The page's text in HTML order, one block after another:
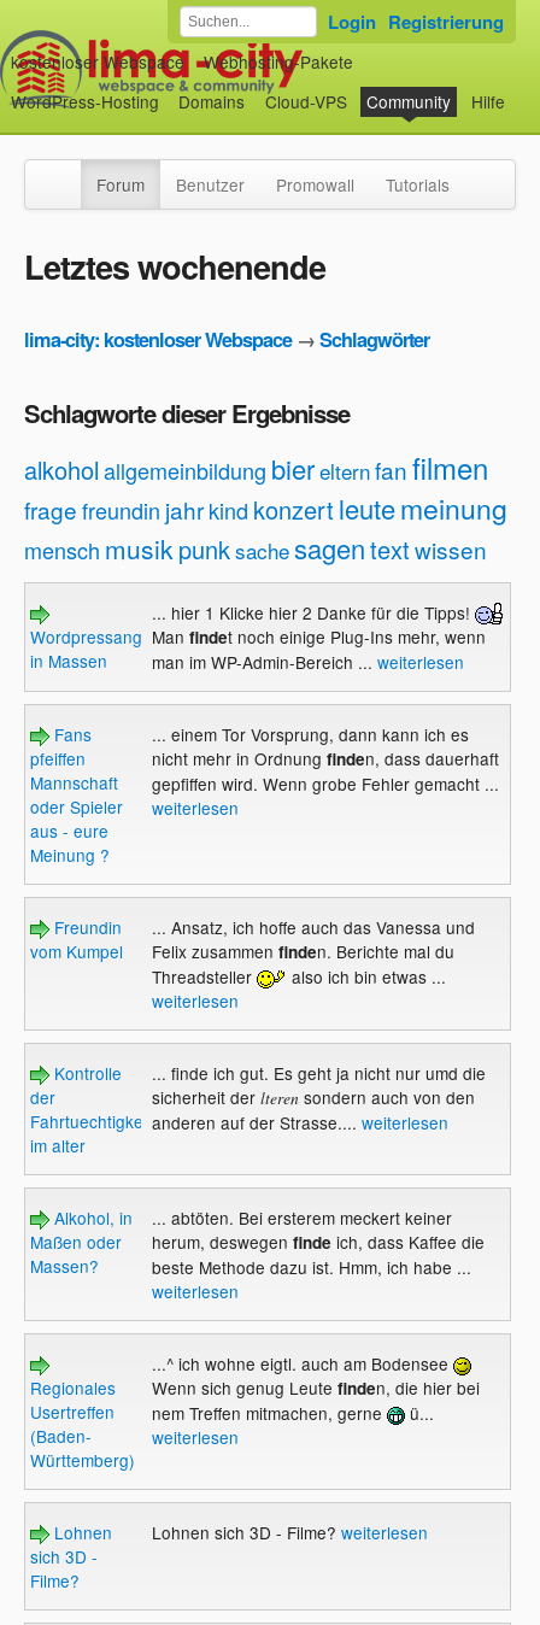
kostenloser Webspace
Webhosting-Pakete
WordPress-Hosting
Domains Cloud-VPS Community Hilfe
Login Registrierung
Forum Benutzer Promowall Tutorials
Letztes wochenende
lima-city: kostenloser Webspace→Schlagwörter
Schlagworte dieser Ergebnisse
alkoholallgemeinbildung bierelternfanfilmen
fragefreundin jahrkind konzert leutemeinung
mensch musikpunksachesagentextwissen
Wordpressangriffe
in Massen
... hier 1 Klicke hier 2 Danke für die Tipps!
Man findet noch einige Plug-Ins mehr, wenn
man im WP-Admin-Bereich ... weiterlesen
Fans
pfeiffen
Mannschaft
oder Spieler
aus - eure
Meinung ?
... einem Tor Vorsprung, dann kann ich es
nicht mehr in Ordnung finden, dass dauerhaft
gepfiffen wird. Wenn grobe Fehler gemacht ...
weiterlesen
Freundin
vom Kumpel
... Ansatz, ich hoffe auch das Vanessa und
Felix zusammen finden. Berichte mal du
Threadsteller
also ich bin etwas ...
weiterlesen
Kontrolle
der
Fahrtuechtigkeit
im alter
... finde ich gut. Es geht ja nicht nur umd die
sicherheit der lterensondern auch von den
anderen auf der Strasse.... weiterlesen
Alkohol, in
Maßen oder
Massen?
... abtöten. Bei ersterem meckert keiner
herum, deswegen finde ich, dass Kaffee die
beste Methode dazu ist. Hmm, ich habe ...
weiterlesen
Regionales
Usertreffen
(Baden-
Württemberg)
...^ ich wohne eigtl. auch am Bodensee
Wenn sich genug Leute finden, die hier bei
nem Treffen mitmachen, gerne
ü...
weiterlesen
Lohnen
sich 3D -
Filme?
Lohnen sich 3D - Filme? weiterlesen